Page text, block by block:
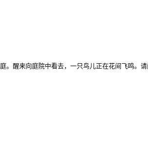
醒来向庭院中看去，一只鸟儿正在花间飞鸣